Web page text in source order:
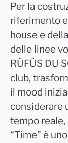
Per la
riferimento
house e
delle linee
RÜFÜS DU
club,
il mood
considerare
tempo
“Time” è